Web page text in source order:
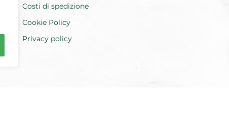
Costi di spedizione
Cookie Policy
Privacy policy